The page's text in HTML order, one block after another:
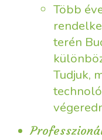
Több
terén
Tudjuk,